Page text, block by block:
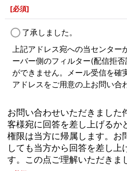
[必須]
了承しました。
上記アドレス宛への当センター
ーバー側のフィルター(配信拒
ができません。メール受信を確
アドレスをご用意の上お問い合
お問い合わせいただきました
客様宛に回答を差し上げるか
権限は当方に帰属します。お
しても当方から回答を差し上
す。この点ご理解いただきま